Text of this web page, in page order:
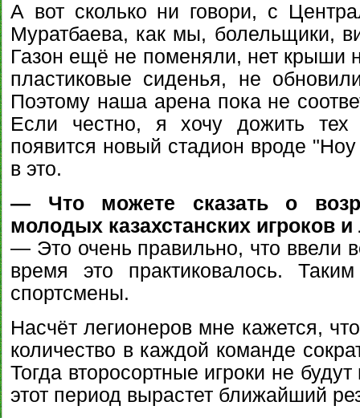
А вот сколько ни говори, с
Муратбаева, как мы, болельщики,
Газон ещё не поменяли, нет крыши
пластиковые сиденья, не
Поэтому наша арена пока не
Если честно, я хочу дожить
появится новый стадион вроде
в это.
— Что можете сказать о
молодых казахстанских игроков
— Это очень правильно, что ввели
время это практиковалось.
спортсмены.
Насчёт легионеров мне кажется,
количество в каждой команде
Тогда второсортные игроки не
этот период вырастет ближайший